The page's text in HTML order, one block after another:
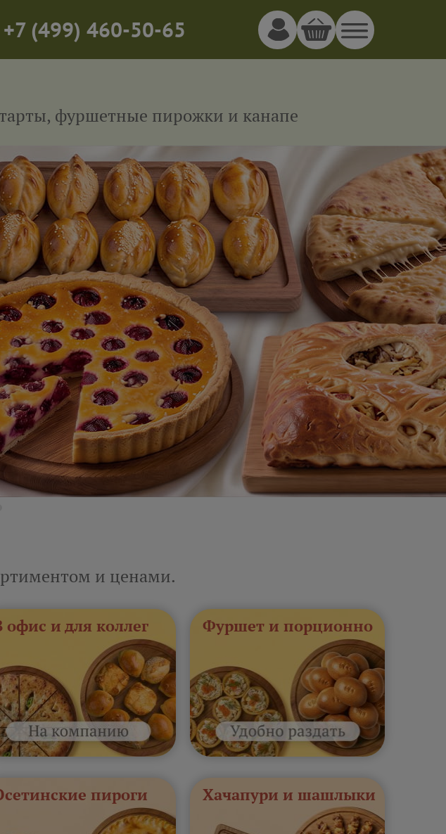
+7(499) 460-50-65
фуршетные пирожки и канапе
и ценами.
офис и для коллег Фуршет и порционно
пироги Хачапури и шашлыки